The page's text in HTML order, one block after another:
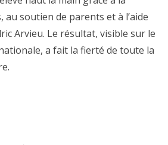
au soutien de parents et à l’aide
Arvieu. Le résultat, visible sur le
a fait la fierté de toute la